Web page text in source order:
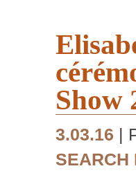
Show
3.03.16 |
SEARCH